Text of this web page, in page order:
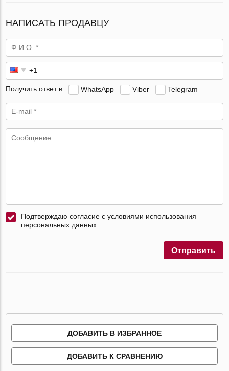
НАПИСАТЬ ПРОДАВЦУ
Получить ответ в WhatsApp Viber Telegram
Подтверждаю согласие с условиями использования
персональных данных
Отправить
ДОБАВИТЬ В ИЗБРАННОЕ
ДОБАВИТЬ К СРАВНЕНИЮ